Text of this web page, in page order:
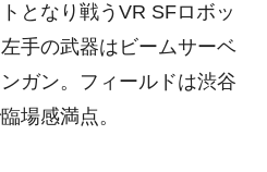
となり戦うVR SFロボッ
手の武器はビームサーベ
ガン。フィールドは渋谷
場感満点。